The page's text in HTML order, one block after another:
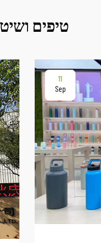
טיפים
11
Sep